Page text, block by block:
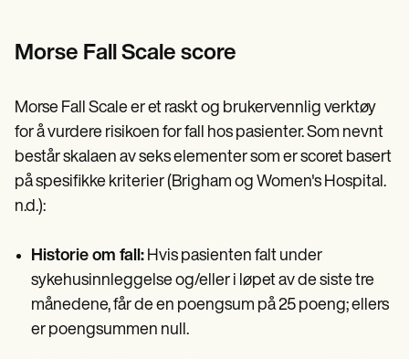
Morse Fall Scale score
Morse Fall Scale er et raskt og brukervennlig verktøy
for å vurdere risikoen for fall hos pasienter. Som nevnt
består skalaen av seks elementer som er scoret basert
på spesifikke kriterier (Brigham og Women's Hospital.
n.d.):
Historie om fall: Hvis pasienten falt under
sykehusinnleggelse og/eller i løpet av de siste tre
månedene, får de en poengsum på 25 poeng; ellers
er poengsummen null.